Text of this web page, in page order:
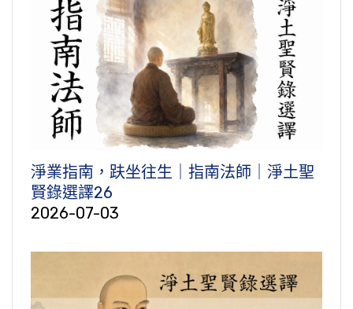
淨業指南，趺坐往生｜指南法師｜淨土聖
賢錄選譯26
2026-07-03